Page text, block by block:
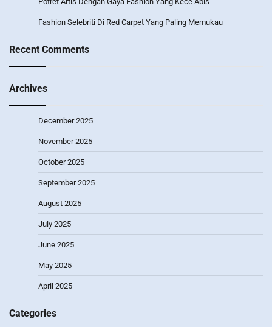
Fashion Selebriti Di Red Carpet Yang Paling Memukau
Recent Comments
Archives
December 2025
November 2025
October 2025
September 2025
August 2025
July 2025
June 2025
May 2025
April 2025
Categories